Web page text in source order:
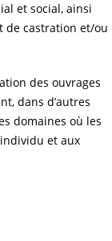
et social, ainsi
de castration et/ou
des ouvrages
dans d’autres
domaines où les
et aux